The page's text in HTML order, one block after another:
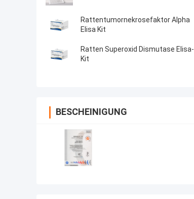
Rattentumornekrosefaktor Alpha
Elisa Kit
Ratten Superoxid Dismutase Elisa-
Kit
BESCHEINIGUNG